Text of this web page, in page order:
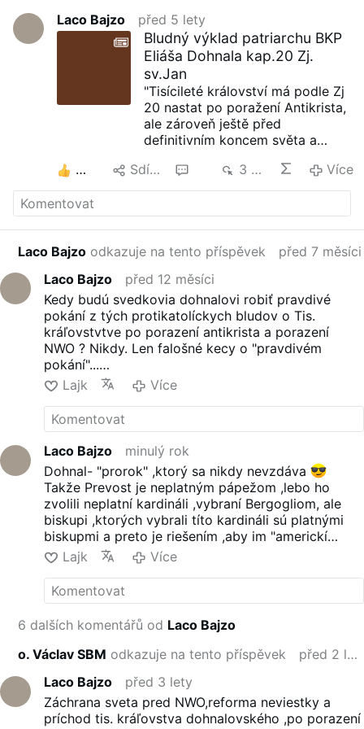
Laco Bajzo před 5 lety
Bludný výklad patriarchu BKP
Eliáša Dohnala kap.20 Zj.
sv.Jan
"Tisícileté království má podle Zj
20 nastat po poražení Antikrista,
ale zároveň ještě před
definitivním koncem světa a
Magóga“ proti městu svatých.
Během něho mají zde na zemi
mučedníci, kteří budou zabiti
jeho znamení na čelo nebo na
ruku. K otázce millenarizmu se
vyjádřilosv. Oficium
(Ed AAS 36/1944, 212). Byla
položena otázka: „Co je třeba
mínit o umírněné mileniaristické
soustavě, která učí, že Kristus
soudem – buďto provázen
zem, aby zde kraloval?“
Odpověď sv. Oficia schválená
Piem XII. je: „Jako celek tuto
umírněnou mileniaristickou
soustavu učit nelze.“ Odpověď
sv. Oficia se shoduje s názorem
většiny katolických teologů. Říká
ale jen to, že Kristus zde na zemi
nebude před svým druhým
příchodem kralovat viditelně čili
k otázce vzkříšení …
Sdílet 3 tis. Více
Laco Bajzo odkazuje na tento příspěvek
před 7 měsíci
Laco Bajzo
před 12 měsíci
Kedy budú svedkovia dohnalovi robiť pravdivé
pokání z tých protikatolíckych bludov o Tis.
kráľovstvtve po porazení antikrista a porazení
NWO ? Nikdy. Len falošné kecy o "pravdivém
pokání"...
Pravdivé pokánie a medziľudské vzťahy...
Lajk Více
Laco Bajzo
minulý rok
Dohnal- "prorok" ,ktorý sa nikdy nevzdáva
Takže Prevost je neplatným pápežom ,lebo ho
zvolili neplatní kardináli ,vybraní Bergogliom, ale
biskupi ,ktorých vybrali títo kardináli sú platnými
biskupmi a preto je riešením ,aby im "americkí
katolíci" písali listy a v nich žiadali ,aby sa oddelili
od Prevosta a kardinálov
A takýmito bláznivými nápadmi potom všetci
spoločne zachránia,zreformujú a obrodia od Krista
odpadlú neviestku ...
Americký augustinián Prevost
není platným papežem!
Lajk Více
6 dalších komentářů od Laco Bajzo
o. Václav SBM odkazuje na tento příspěvek
před 2 lety
Laco Bajzo
před 3 lety
Záchrana sveta pred NWO,reforma neviestky a
príchod tis. kráľovstva dohnalovského ,po porazení